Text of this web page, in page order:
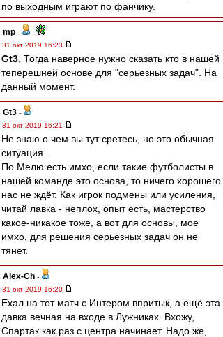
по выходным играют по фанчику.
mp -
31 окт 2019 16:23
Gt3 , Тогда наверное нужно сказать кто в нашей
теперешней основе для "серьезных задач". На
данный момент.
Gt3 -
31 окт 2019 16:21
Не знаю о чем вы тут сретесь, но это обычная
ситуация.
По Мелю есть имхо, если такие футболисты в
нашей команде это основа, то ничего хорошего
нас не ждёт. Как игрок подмены или усиления,
читай лавка - неплох, опыт есть, мастерство
какое-никакое тоже, а вот для основы, мое
имхо, для решения серьезных задач он не
тянет.
Alex-Ch -
31 окт 2019 16:20
Ехал на тот матч с Интером впритык, а ещё эта
давка вечная на входе в Лужниках. Вхожу,
Спартак как раз с центра начинает. Надо же,